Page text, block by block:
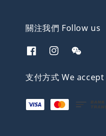
關注我們 Follow us
支付方式 We accept